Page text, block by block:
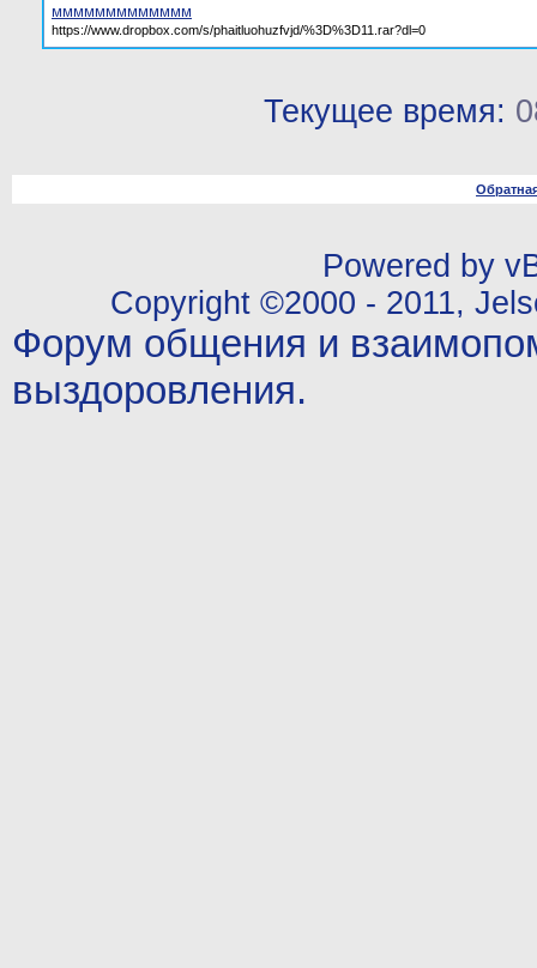
ммммммммммммм
https://www.dropbox.com/s/phaitluohuzfvjd/%3D%3D11.rar?dl=0
Текущее время:
Powered by
Copyright ©2000 - 2011,
Форум общения и
выздоровления.